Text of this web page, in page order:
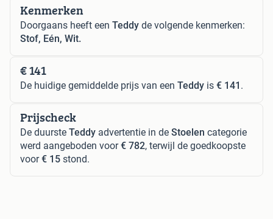
Kenmerken
Doorgaans heeft een Teddy de volgende kenmerken:
Stof, Eén, Wit.
€ 141
De huidige gemiddelde prijs van een Teddy is € 141 .
Prijscheck
De duurste Teddy advertentie in de Stoelen categorie
werd aangeboden voor€ 782, terwijl de goedkoopste
voor€ 15 stond.